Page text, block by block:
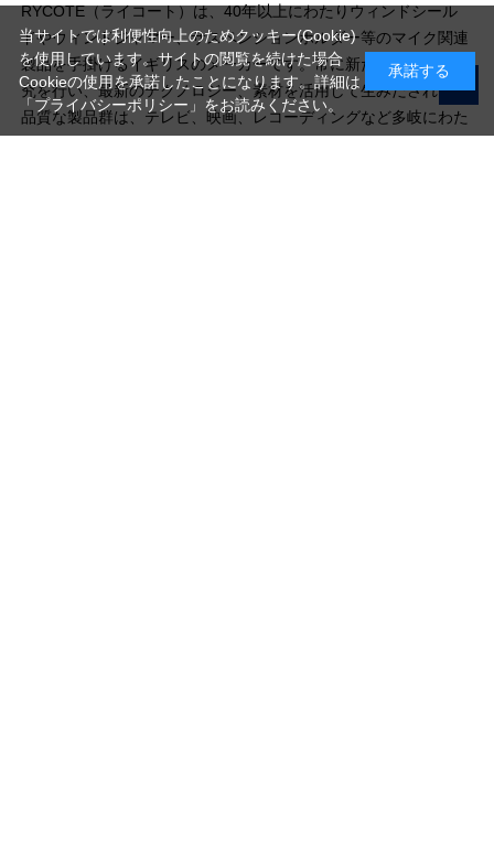
RYCOTE（ライコート）は、40年以上にわたりウィンドシール
ドやウィンドジャマー、サスペンションホルダー等のマイク関連
製品を手掛けるイギリスのメーカーです。常に新たな製造法の研
究を行い、最新のテクノロジー、素材を活用して生みだされる高
品質な製品群は、テレビ、映画、レコーディングなど多岐にわた
当サイトでは利便性向上のためクッキー(Cookie)
を使用しています。サイトの閲覧を続けた場合
Cookieの使用を承諾したことになります。詳細は
「プライバシーポリシー」 をお読みください。
承諾する